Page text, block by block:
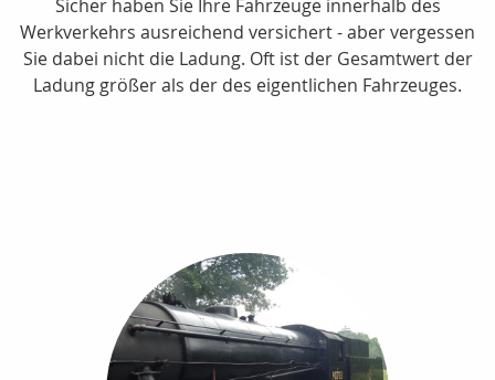
Sicher haben Sie Ihre Fahrzeuge innerhalb des
Werkverkehrs ausreichend versichert - aber vergessen
Sie dabei nicht die Ladung. Oft ist der Gesamtwert der
Ladung größer als der des eigentlichen Fahrzeuges.